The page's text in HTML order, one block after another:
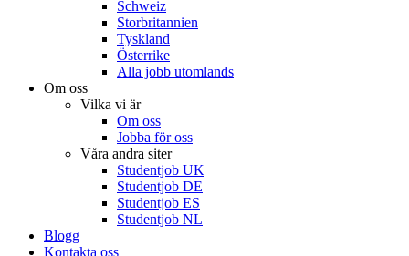
Schweiz
Storbritannien
Tyskland
Österrike
Alla jobb utomlands
Om oss
Vilka vi är
Om oss
Jobba för oss
Våra andra siter
Studentjob UK
Studentjob DE
Studentjob ES
Studentjob NL
Blogg
Kontakta oss